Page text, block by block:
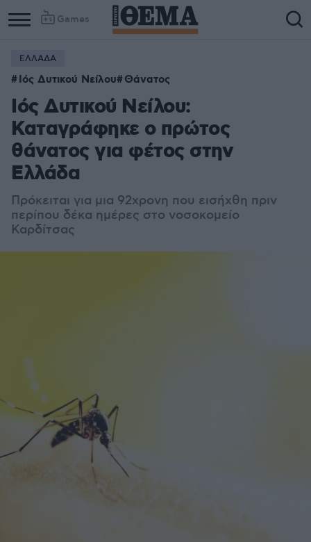
Games
ΕΛΛΑΔΑ
Ιός Δυτικού Νείλου Θάνατος
Ιός Δυτικού Νείλου:
Καταγράφηκε ο πρώτος
θάνατος για φέτος στην
Ελλάδα
Πρόκειται για μια 92χρονη που εισήχθη πριν
περίπου δέκα ημέρες στο νοσοκομείο
Καρδίτσας